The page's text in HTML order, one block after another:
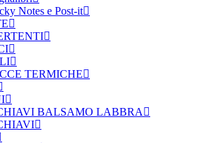
Notes e Post-it
TERMICHE
BALSAMO LABBRA